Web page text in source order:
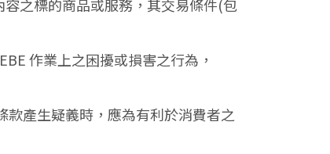
之標的商品或服務，其交易條件(包
作業上之困擾或損害之行為，
產生疑義時，應為有利於消費者之